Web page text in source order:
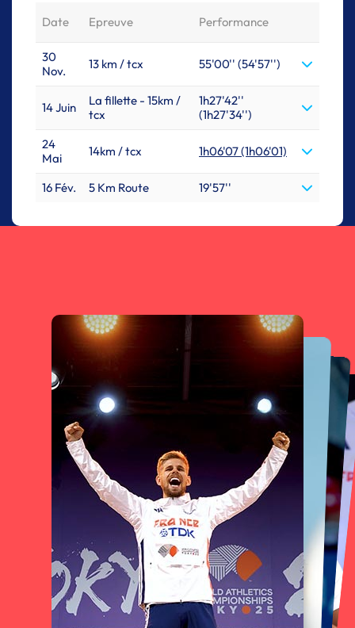
Date Epreuve Performance
30
Nov.
13 km / tcx 55'00'' (54'57'')
14 Juin
La fillette - 15km /
tcx
1h27'42''
(1h27'34'')
24
Mai
14km / tcx 1h06'07 (1h06'01)
16 Fév. 5 Km Route 19'57''